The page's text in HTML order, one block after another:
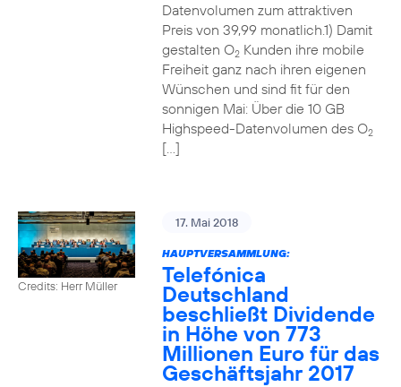
Datenvolumen zum attraktiven
Preis von 39,99 monatlich.1) Damit
gestalten O2Kunden ihre mobile
Freiheit ganz nach ihren eigenen
Wünschen und sind fit für den
sonnigen Mai: Über die 10 GB
Highspeed-Datenvolumen des O2
[…]
Credits: Herr Müller
17. Mai 2018
HAUPTVERSAMMLUNG:
Telefónica
Deutschland
beschließt Dividende
in Höhe von 773
Millionen Euro für das
Geschäftsjahr 2017